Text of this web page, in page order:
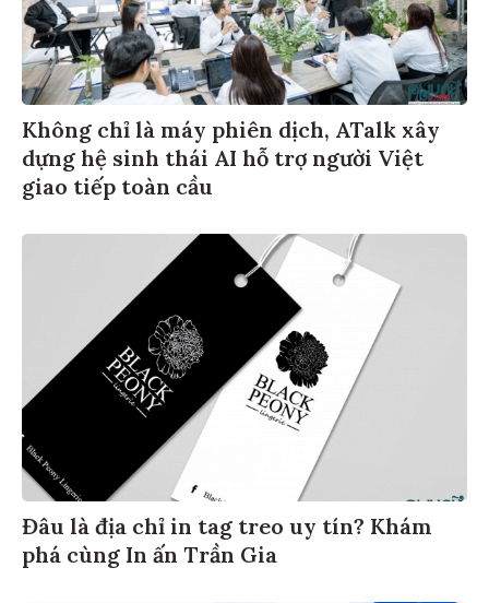
Không chỉ là máy phiên dịch, ATalk xây
dựng hệ sinh thái AI hỗ trợ người Việt
giao tiếp toàn cầu
Đâu là địa chỉ in tag treo uy tín? Khám
phá cùng In ấn Trần Gia